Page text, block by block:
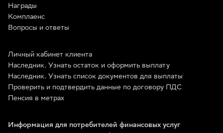
Награды
Комплаенс
Вопросы и ответы
Личный кабинет клиента
Наследник. Узнать остаток и оформить выплату
Наследник. Узнать список документов для выплаты
Проверить и подтвердить данные по договору ПДС
Пенсия в метрах
Информация для потребителей финансовых услуг